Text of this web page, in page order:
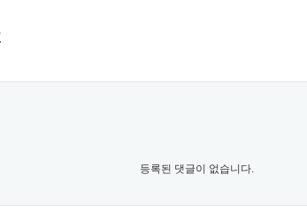
등록된 댓글이 없습니다.